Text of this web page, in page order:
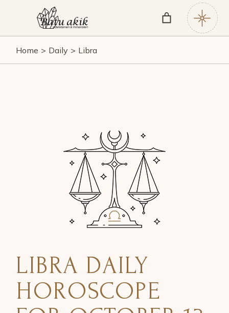
Home Daily Libra
LIBRA DAILY
HOROSCOPE